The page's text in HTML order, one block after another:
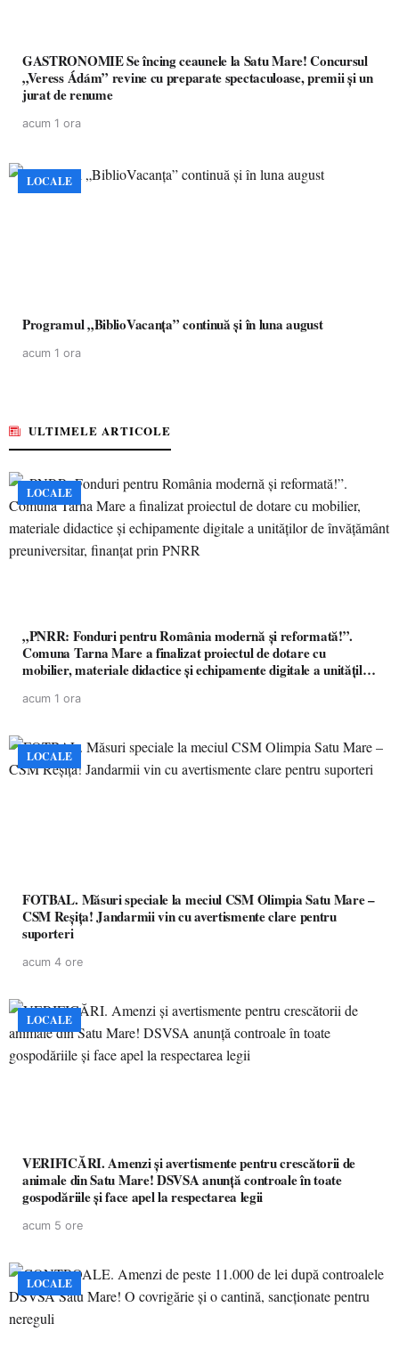
GASTRONOMIE Se încing ceaunele la Satu Mare! Concursul
„Veress Ádám” revine cu preparate spectaculoase, premii și un
jurat de renume
acum 1 ora
LOCALE
Programul „BiblioVacanța” continuă și în luna august
acum 1 ora
ULTIMELE ARTICOLE
LOCALE
„PNRR: Fonduri pentru România modernă și reformată!”.
Comuna Tarna Mare a finalizat proiectul de dotare cu
mobilier, materiale didactice și echipamente digitale a unităților
acum 1 ora
LOCALE
FOTBAL. Măsuri speciale la meciul CSM Olimpia Satu Mare –
CSM Reșița! Jandarmii vin cu avertismente clare pentru
suporteri
acum 4 ore
LOCALE
VERIFICĂRI. Amenzi și avertismente pentru crescătorii de
animale din Satu Mare! DSVSA anunță controale în toate
gospodăriile și face apel la respectarea legii
acum 5 ore
LOCALE